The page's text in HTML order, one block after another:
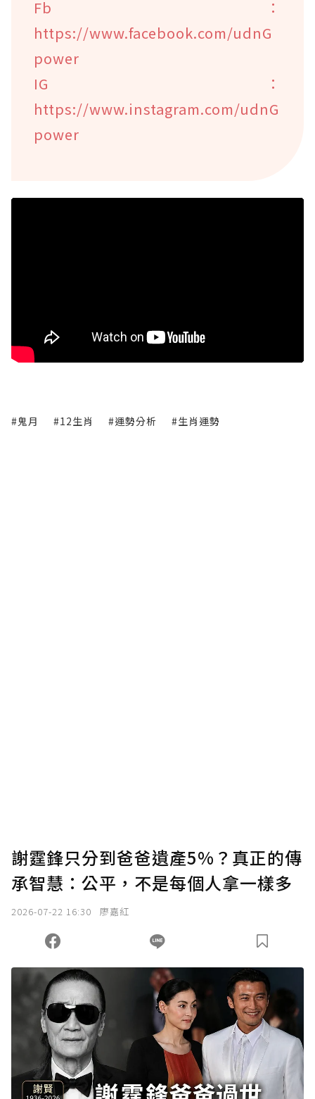
Fb：
https://www.facebook.com/udnG
power
IG：
https://www.instagram.com/udnG
power
#鬼月 #12生肖 #運勢分析 #生肖運勢
謝霆鋒只分到爸爸遺產5%？真正的傳
承智慧：公平，不是每個人拿一樣多
2026-07-22 16:30 廖嘉紅